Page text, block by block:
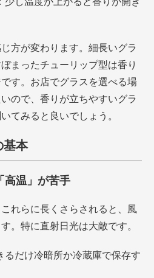
方が変わります。細長いグラ
まったチューリップ型は香り
す。お店でグラスを選べる場
ので、香りが立ちやすいグラ
てみると良いでしょう。
基本
高温」が苦手
れらに長くさらされると、風
。特に直射日光は大敵です。
るだけ冷暗所か冷蔵庫で保存す